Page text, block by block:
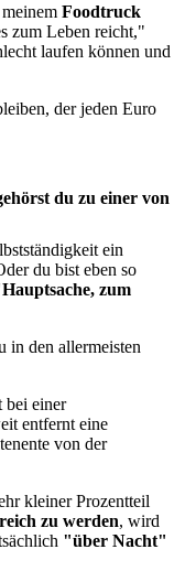
Foodtruck
zum Leben reicht,"
laufen können und
der jeden Euro
du zu einer von
ein
du bist eben so
zum
in den allermeisten
bei einer
entfernt eine
von der
kleiner Prozentteil
reich zu werden, wird
"über Nacht"